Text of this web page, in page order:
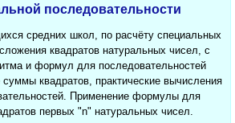
последовательности
средних школ, по расчёту специальных
квадратов натуральных чисел, с
и формул для последовательностей
квадратов, практические вычисления
Применение формулы для
первых "n" натуральных чисел.